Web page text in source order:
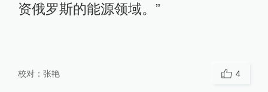
资俄罗斯的能源领域。”
校对： 张艳 4